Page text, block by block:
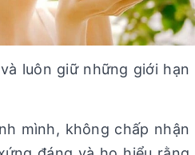
luôn giữ những giới hạn
mình, không chấp nhận